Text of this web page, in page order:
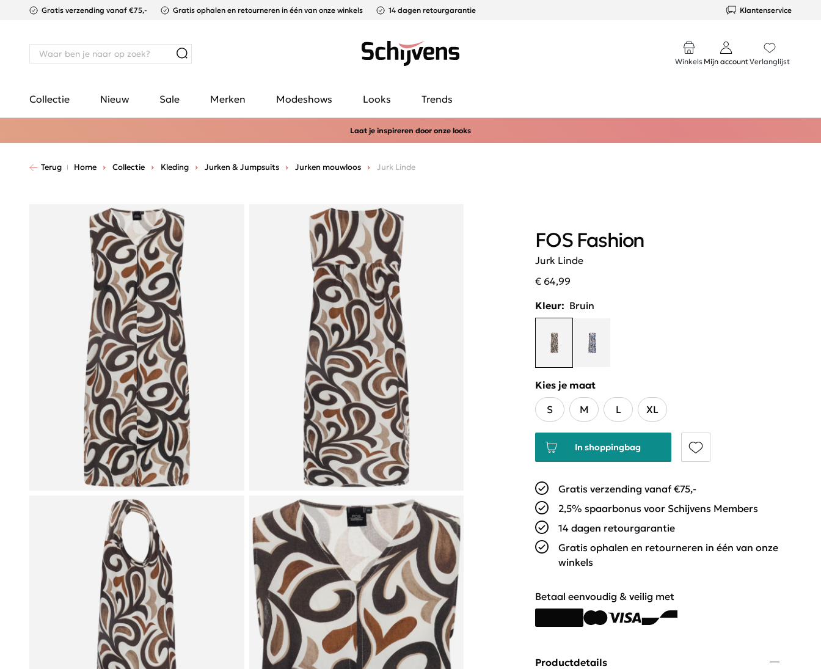
Gratis verzending vanaf €75,- Gratis ophalen en retourneren in één van onze winkels 14 dagen retourgarantie Klantenservice
Winkels Mijn accountVerlanglijst
Collectie Nieuw Sale Merken Modeshows Looks Trends
Laat je inspireren door onze looks
Terug Home Collectie Kleding Jurken & Jumpsuits Jurken mouwloos Jurk Linde
Jurk Linde
FOS Fashion
€ 64,99
Kleur: Bruin
Kies je maat
S
M L XL
In shoppingbag
Gratis verzending vanaf €75,-
2,5% spaarbonus voor Schijvens Members
14 dagen retourgarantie
Gratis ophalen en retourneren in één van onze
winkels
Betaal eenvoudig & veilig met
Productdetails